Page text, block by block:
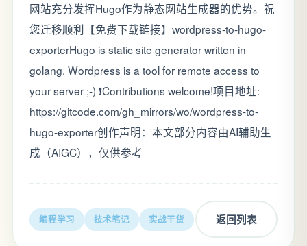
网站充分发挥Hugo作为静态网站生成器的优势。祝
您迁移顺利【免费下载链接】wordpress-to-hugo-
exporterHugo is static site generator written in
golang. Wordpress is a tool for remote access to
your server ;-) ❗️Contributions welcome!项目地址:
https://gitcode.com/gh_mirrors/wo/wordpress-to-
hugo-exporter创作声明：本文部分内容由AI辅助生
成（AIGC），仅供参考
编程学习 技术笔记 实战干货 返回列表